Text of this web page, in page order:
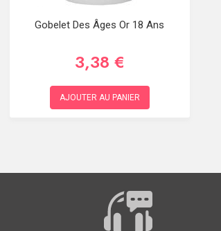
Gobelet Des Âges Or 18 Ans
3,38 €
AJOUTER AU PANIER